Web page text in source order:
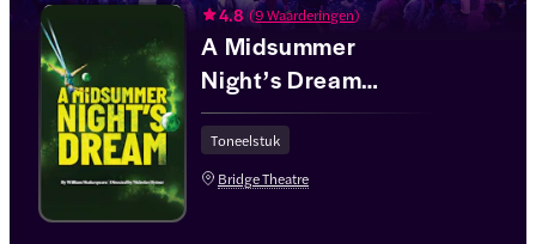
4.8 (9 Waarderingen)
A Midsummer
Night’s Dream
(zittend)
Toneelstuk
Bridge Theatre